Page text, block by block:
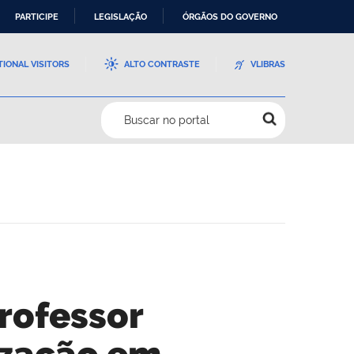
PARTICIPE LEGISLAÇÃO ÓRGÃOS DO GOVERNO
VISITORS ALTO CONTRASTE VLIBRAS
Buscar no portal